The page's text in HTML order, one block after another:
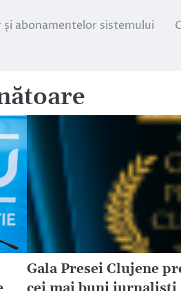
abonamentelor sistemului
Gala Presei Clujene